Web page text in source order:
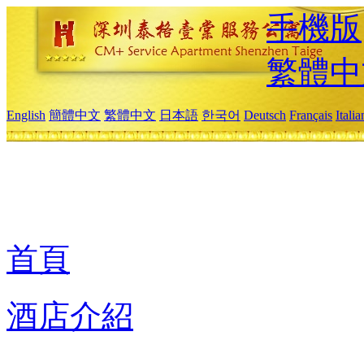
手機版
繁體
English 簡體中文 繁體中文 日本語 한국어 Deutsch Français
首頁
酒店介紹